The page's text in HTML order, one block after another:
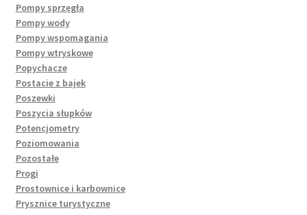
Pompy sprzęgła
Pompy wody
Pompy wspomagania
Pompy wtryskowe
Popychacze
Postacie z bajek
Poszewki
Poszycia słupków
Potencjometry
Poziomowania
Pozostałe
Progi
Prostownice i karbownice
Prysznice turystyczne